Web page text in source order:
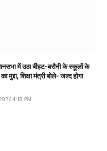
में उठा बीहट-बरौनी के स्कूलों के
मुद्दा, शिक्षा मंत्री बोले- जल्द होगा
4:18 PM